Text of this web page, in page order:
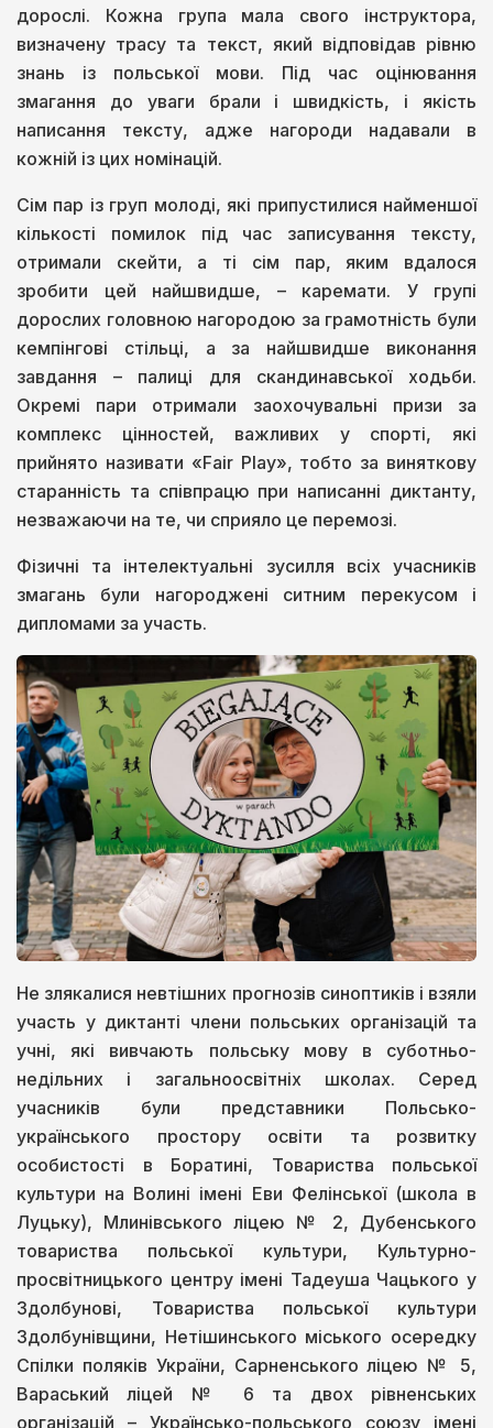
дорослі. Кожна група мала свого інструктора,
визначену трасу та текст, який відповідав рівню
знань із польської мови. Під час оцінювання
змагання до уваги брали і швидкість, і якість
написання тексту, адже нагороди надавали в
кожній із цих номінацій.
Сім пар із груп молоді, які припустилися найменшої
кількості помилок під час записування тексту,
отримали скейти, а ті сім пар, яким вдалося
зробити цей найшвидше, – каремати. У групі
дорослих головною нагородою за грамотність були
кемпінгові стільці, а за найшвидше виконання
завдання – палиці для скандинавської ходьби.
Окремі пари отримали заохочувальні призи за
комплекс цінностей, важливих у спорті, які
прийнято називати «Fair Play», тобто за виняткову
старанність та співпрацю при написанні диктанту,
незважаючи на те, чи сприяло це перемозі.
Фізичні та інтелектуальні зусилля всіх учасників
змагань були нагороджені ситним перекусом і
дипломами за участь.
Не злякалися невтішних прогнозів синоптиків і взяли
участь у диктанті члени польських організацій та
учні, які вивчають польську мову в суботньо-
недільних і загальноосвітніх школах. Серед
учасників були представники Польсько-
українського простору освіти та розвитку
особистості в Боратині, Товариства польської
культури на Волині імені Еви Фелінської (школа в
Луцьку), Млинівського ліцею № 2, Дубенського
товариства польської культури, Культурно-
просвітницького центру імені Тадеуша Чацького у
Здолбунові, Товариства польської культури
Здолбунівщини, Нетішинського міського осередку
Спілки поляків України, Сарненського ліцею № 5,
Вараський ліцей № 6 та двох рівненських
організацій – Українсько-польського союзу імені